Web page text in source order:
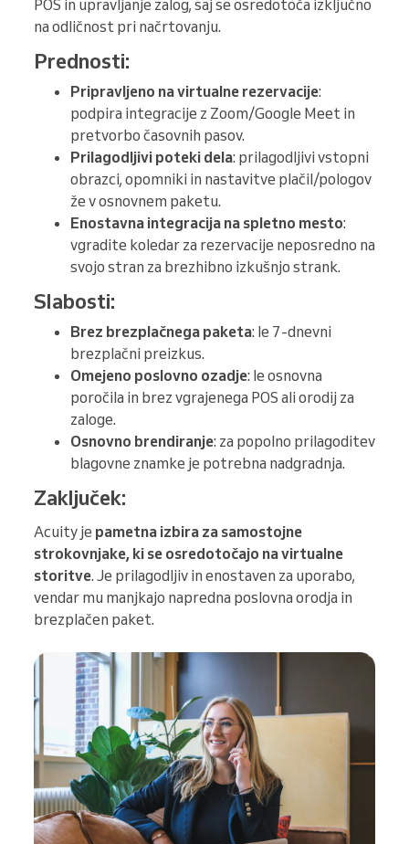
POS in upravljanje zalog, saj se osredotoča izključno
na odličnost pri načrtovanju.
Prednosti:
Pripravljeno na virtualne rezervacije:
podpira integracije z Zoom/Google Meet in
pretvorbo časovnih pasov.
Prilagodljivi poteki dela: prilagodljivi vstopni
obrazci, opomniki in nastavitve plačil/pologov
že v osnovnem paketu.
Enostavna integracija na spletno mesto:
vgradite koledar za rezervacije neposredno na
svojo stran za brezhibno izkušnjo strank.
Slabosti:
Brez brezplačnega paketa: le 7-dnevni
brezplačni preizkus.
Omejeno poslovno ozadje: le osnovna
poročila in brez vgrajenega POS ali orodij za
zaloge.
Osnovno brendiranje: za popolno prilagoditev
blagovne znamke je potrebna nadgradnja.
Zaključek:
Acuity je pametna izbira za samostojne
strokovnjake, ki se osredotočajo na virtualne
storitve. Je prilagodljiv in enostaven za uporabo,
vendar mu manjkajo napredna poslovna orodja in
brezplačen paket.